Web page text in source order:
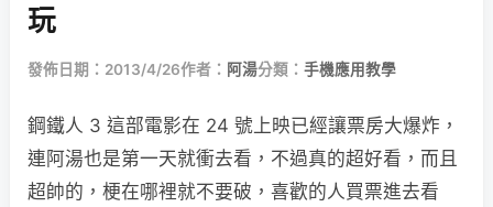
玩
發佈日期：2013/4/26作者： 阿湯分類： 手機應用教學
鋼鐵人 3 這部電影在 24 號上映已經讓票房大爆炸，
連阿湯也是第一天就衝去看，不過真的超好看，而且
超帥的，梗在哪裡就不要破，喜歡的人買票進去看